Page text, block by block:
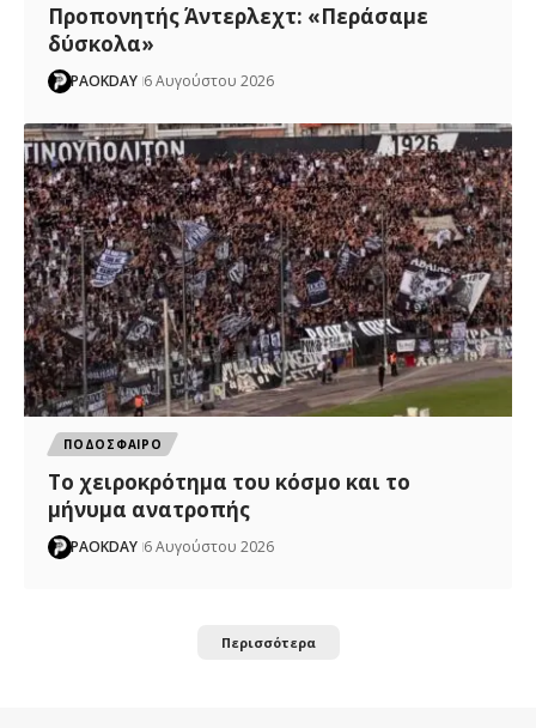
Προπονητής Άντερλεχτ: «Περάσαμε
δύσκολα»
PAOKDAY 6 Αυγούστου 2026
ΠΟΔΟΣΦΑΙΡΟ
Το χειροκρότημα του κόσμο και το
μήνυμα ανατροπής
PAOKDAY 6 Αυγούστου 2026
Περισσότερα